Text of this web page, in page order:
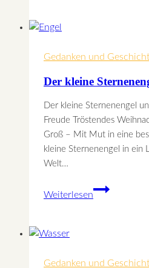
Gedanken und
Der kleine
Der kleine Sternenengel
Freude Tröstendes
Groß – Mit Mut in eine
kleine Sternenengel in ein
Welt…
Weiterlesen
Der
kleine
Gedanken und